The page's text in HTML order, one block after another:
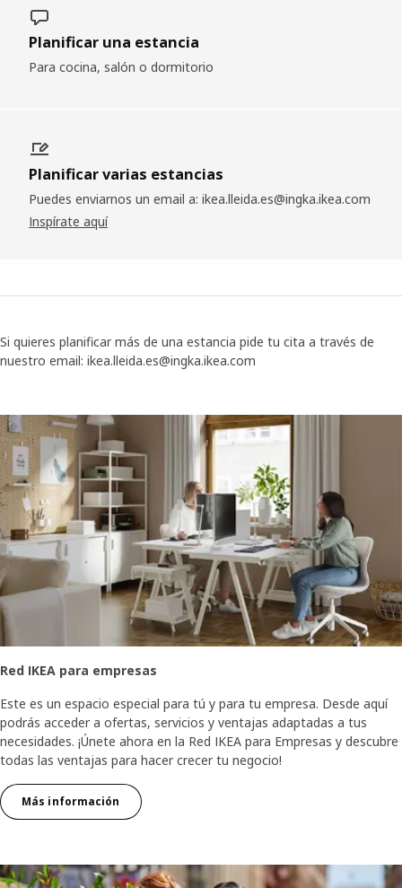
Planificar una estancia
Para cocina, salón o dormitorio
Planificar varias estancias
Puedes enviarnos un email a: ikea.lleida.es@ingka.ikea.com
Inspírate aquí
Si quieres planificar más de una estancia pide tu cita a través de
nuestro email: ikea.lleida.es@ingka.ikea.com
Red IKEA para empresas
Este es un espacio especial para tú y para tu empresa. Desde aquí
podrás acceder a ofertas, servicios y ventajas adaptadas a tus
necesidades. ¡Únete ahora en la Red IKEA para Empresas y descubre
todas las ventajas para hacer crecer tu negocio!
Más información